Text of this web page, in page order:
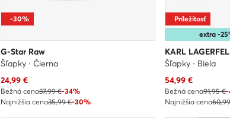
-30%
G-Star Raw
Šľapky · Čierna
Aktuálna cena
24,99€
Bežná cena37,99 €-34%
Najnižšia cena35,99 €-30%
extra -
Príležitosť
KARL
Šľapky · Biela
Aktuálna cena
54,99 €
Bežná cena91,95 €-
Najnižšia cena